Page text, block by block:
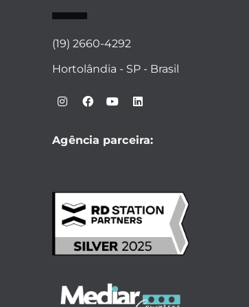
(19) 2660-4292
Hortolândia - SP - Brasil
Agência parceira: